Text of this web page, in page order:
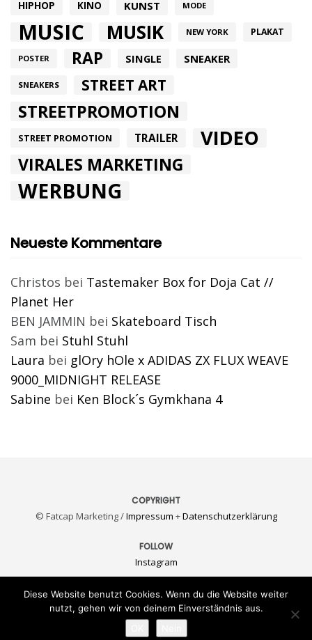
HIPHOP KINO KUNST MODE
MUSIC MUSIK NEW YORK PLAKAT
POSTER RAP SINGLE SNEAKER
SNEAKERS STREET ART
STREETPROMOTION
STREET PROMOTION TRAILER VIDEO
VIRALES MARKETING
WERBUNG
Neueste Kommentare
Christos bei Tastemaker Box for Doja Cat //
Planet Her
BEN JAMMIN bei Skateboard Tisch
Sam bei Stuhl Stuhl
Laura bei glOry hOle x ADIDAS ZX FLUX WEAVE
9000_MIDNIGHT RELEASE
Sabine bei Ken Block´s Gymkhana 4
COPYRIGHT
© Fatcap Marketing /Impressum +Datenschutzerklärung
FOLLOW
Instagram
KONTAKT
E-Mail
Diese Website benutzt Cookies. Wenn du die Website weiter
nutzt, gehen wir von deinem Einverständnis aus.